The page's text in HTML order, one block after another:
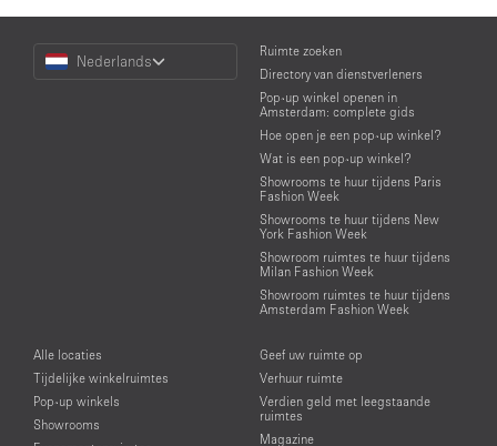
Choose
Language
Nederlands
Ruimte zoeken
Directory van dienstverleners
Pop-up winkel openen in
Amsterdam: complete gids
Hoe open je een pop-up winkel?
Wat is een pop-up winkel?
Showrooms te huur tijdens Paris
Fashion Week
Showrooms te huur tijdens New
York Fashion Week
Showroom ruimtes te huur tijdens
Milan Fashion Week
Showroom ruimtes te huur tijdens
Amsterdam Fashion Week
Alle locaties
Tijdelijke winkelruimtes
Pop-up winkels
Showrooms
Geef uw ruimte op
Verhuur ruimte
Verdien geld met leegstaande
ruimtes
Magazine